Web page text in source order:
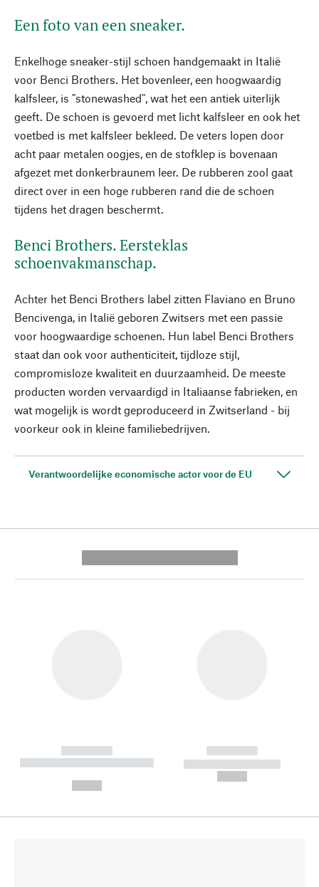
Een foto van een sneaker.
Enkelhoge sneaker-stijl schoen handgemaakt in Italië
voor Benci Brothers. Het bovenleer, een hoogwaardig
kalfsleer, is "stonewashed", wat het een antiek uiterlijk
geeft. De schoen is gevoerd met licht kalfsleer en ook het
voetbed is met kalfsleer bekleed. De veters lopen door
acht paar metalen oogjes, en de stofklep is bovenaan
afgezet met donkerbraunem leer. De rubberen zool gaat
direct over in een hoge rubberen rand die de schoen
tijdens het dragen beschermt.
Benci Brothers. Eersteklas
schoenvakmanschap.
Achter het Benci Brothers label zitten Flaviano en Bruno
Bencivenga, in Italië geboren Zwitsers met een passie
voor hoogwaardige schoenen. Hun label Benci Brothers
staat dan ook voor authenticiteit, tijdloze stijl,
compromisloze kwaliteit en duurzaamheid. De meeste
producten worden vervaardigd in Italiaanse fabrieken, en
wat mogelijk is wordt geproduceerd in Zwitserland - bij
voorkeur ook in kleine familiebedrijven.
Verantwoordelijke economische actor voor de EU
------------
----------- ----------- --------
------------
----------- -----------